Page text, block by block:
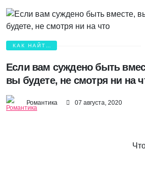
КАК НАЙТИ
Если вам суждено быть
вы будете, не смотря ни на
Романтика 07 августа, 2020